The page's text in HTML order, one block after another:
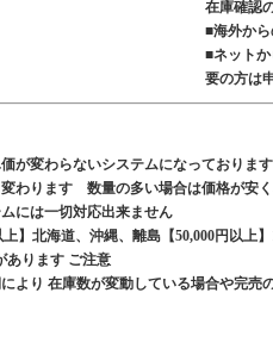
在庫確認
■海外か
■ネット
要の方は
が変わらないシステムになっておりま
わります 数量の多い場合は価格が安
には一切対応出来ません
】北海道、沖縄、離島【50,000円以
があります ご注意
より 在庫数が変動している場合や完売